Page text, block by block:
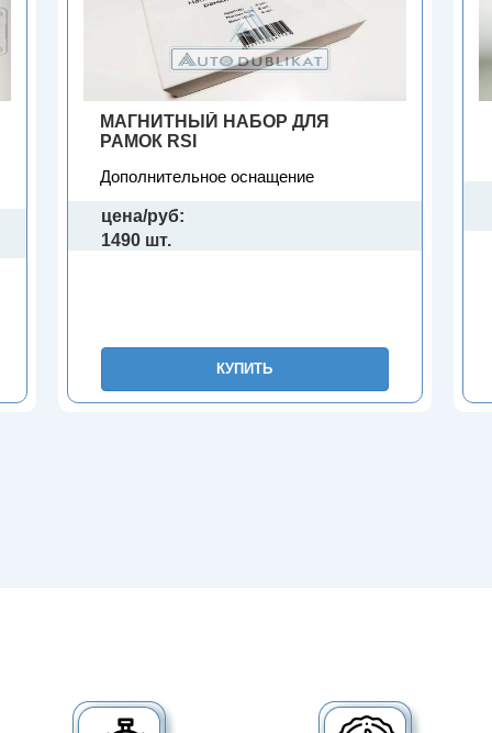
МАГНИТНЫЙ НАБОР ДЛЯ
РАМОК RSI
Дополнительное оснащение
цена/руб:
1490 шт.
КУПИТЬ